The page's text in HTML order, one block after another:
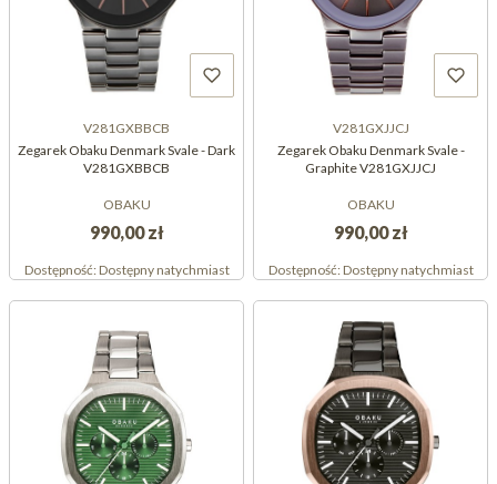
V281GXBBCB
Zegarek Obaku Denmark Svale - Dark
V281GXBBCB
OBAKU
990,00 zł
Dostępność:Dostępny natychmiast
V281GXJJCJ
Zegarek Obaku Denmark Svale -
Graphite V281GXJJCJ
OBAKU
990,00 zł
Dostępność:Dostępny natychmiast